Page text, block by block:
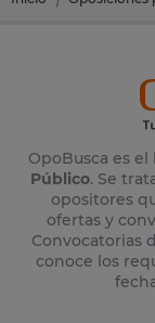
OpoBusca es el
Público. Se
opositores
ofertas y
Convocatorias
conoce los